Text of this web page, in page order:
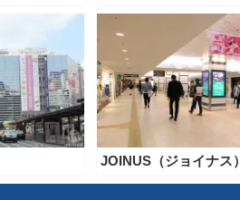
JOINUS（ジョイナス）